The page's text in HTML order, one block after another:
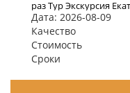
раз Тур Экскурсия
камня в начале 2020
на моря а именно в
рекомендовать.
Дата: 2026-08-09
Качество
Стоимость
Сроки